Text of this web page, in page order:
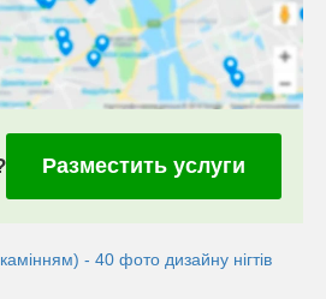
Разместить услуги
- 40 фото дизайну нігтів